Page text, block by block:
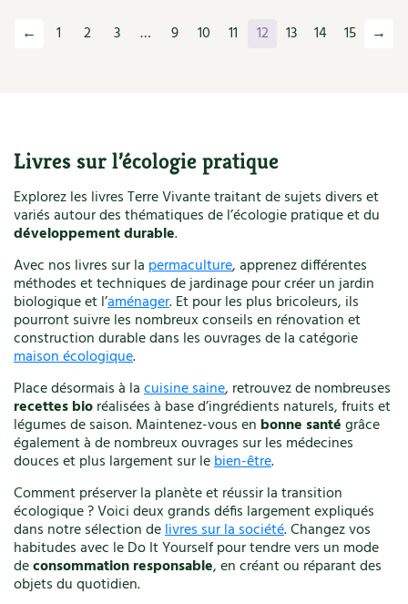
Tisane
Tomate
Tous les...
Vannerie
Végétal
Vélo
Verger
Vêtements
Ville
Vin
Vincent Albouy
Xavier Mathias
Annuler les filtres
← 1 2 3 … 9 10 11 12 13 14 15 →
Livres sur l’écologie pratique
Explorez les livres Terre Vivante traitant de sujets divers et
variés autour des thématiques de l’écologie pratique et du
développement durable.
Avec nos livres sur la permaculture, apprenez différentes
méthodes et techniques de jardinage pour créer un jardin
biologique et l’aménager. Et pour les plus bricoleurs, ils
pourront suivre les nombreux conseils en rénovation et
construction durable dans les ouvrages de la catégorie
maison écologique.
Place désormais à lacuisine saine, retrouvez de nombreuses
recettes bioréalisées à base d’ingrédients naturels, fruits et
légumes de saison. Maintenez-vous en bonne santégrâce
également à de nombreux ouvrages sur les médecines
douces et plus largement sur lebien-être.
Comment préserver la planète et réussir la transition
écologique ? Voici deux grands défis largement expliqués
dans notre sélection delivres sur la société. Changez vos
habitudes avec le Do It Yourself pour tendre vers un mode
deconsommation responsable, en créant ou réparant des
objets du quotidien.